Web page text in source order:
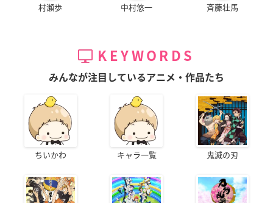
村瀬歩 中村悠一 斉藤壮馬
KEYWORDS
みんなが注目しているアニメ・作品たち
ちいかわ キャラ一覧 鬼滅の刃